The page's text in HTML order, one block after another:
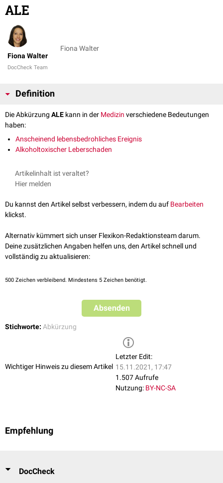
ALE
Fiona Walter
DocCheck Team
Fiona Walter
Definition
Die Abkürzung ALE kann in der Medizin verschiedene Bedeutungen
haben:
Anscheinend lebensbedrohliches Ereignis
Alkoholtoxischer Leberschaden
Artikelinhalt ist veraltet?
Hier melden
Du kannst den Artikel selbst verbessern, indem du auf Bearbeiten
klickst.
Alternativ kümmert sich unser Flexikon-Redaktionsteam darum.
Deine zusätzlichen Angaben helfen uns, den Artikel schnell und
vollständig zu aktualisieren:
500 Zeichen verbleibend. Mindestens 5 Zeichen benötigt.
Absenden
Stichworte: Abkürzung
Wichtiger Hinweis zu diesem Artikel
Letzter Edit:
15.11.2021, 17:47
1.507 Aufrufe
Nutzung: BY-NC-SA
Empfehlung
DocCheck